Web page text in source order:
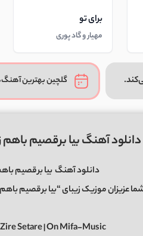
برای تو
مهیار و گاد پوری
گلچین بهترین
دانلود آهنگ بیا برقصیم
دانلود آهنگبیا برقصیم
Setare | On Mifa-Music